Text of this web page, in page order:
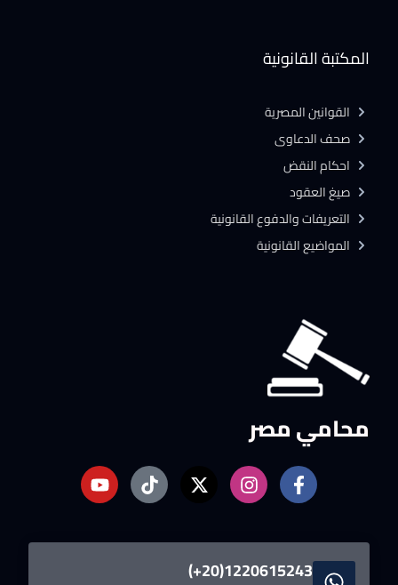
محامي مصر
1220615243(20+)
المكتبة القانونية
القوانين المصرية
صحف الدعاوى
احكام النقض
صيغ العقود
التعريفات والدفوع القانونية
المواضيع القانونية